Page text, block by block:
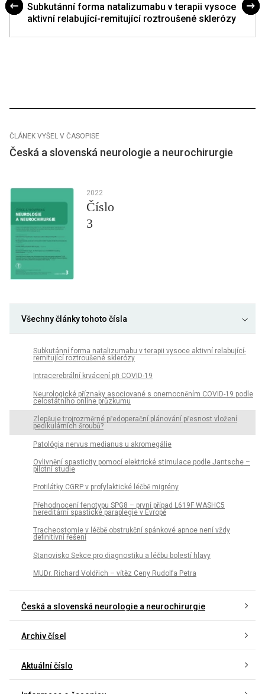
Subkutánní forma natalizumabu v terapii vysoce
aktivní relabující-remitující roztroušené sklerózy
ČLÁNEK VYŠEL V ČASOPISE
Česká a slovenská neurologie a neurochirurgie
2022
Číslo
3
Všechny články tohoto čísla
Subkutánní forma natalizumabu v terapii vysoce aktivní relabující-
remitující roztroušené sklerózy
Intracerebrální krvácení při COVID-19
Neurologické příznaky asociované s onemocněním COVID-19 podle
celostátního online průzkumu
Zlepšuje trojrozměrné předoperační plánování přesnost vložení
pedikulárních šroubů?
Patológia nervus medianus u akromegálie
Ovlivnění spasticity pomocí elektrické stimulace podle Jantsche –
pilotní studie
Protilátky CGRP v profylaktické léčbě migrény
Přehodnocení fenotypu SPG8 – první případ L619F WASHC5
hereditární spastické paraplegie v Evropě
Tracheostomie v léčbě obstrukční spánkové apnoe není vždy
definitivní řešení
Stanovisko Sekce pro diagnostiku a léčbu bolestí hlavy
MUDr. Richard Voldřich – vítěz Ceny Rudolfa Petra
Česká a slovenská neurologie a neurochirurgie
Archiv čísel
Aktuální číslo